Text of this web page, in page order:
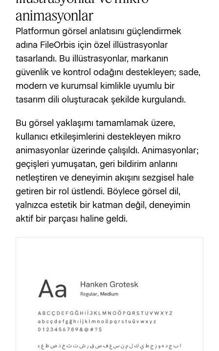
animasyonlar
Platformun görsel anlatısını güçlendirmek
adına FileOrbis için özel illüstrasyonlar
tasarlandı. Bu illüstrasyonlar, markanın
güvenlik ve kontrol odağını destekleyen; sade,
modern ve kurumsal kimlikle uyumlu bir
tasarım dili oluşturacak şekilde kurgulandı.
Bu görsel yaklaşımı tamamlamak üzere,
kullanıcı etkileşimlerini destekleyen mikro
animasyonlar üzerinde çalışıldı. Animasyonlar;
geçişleri yumuşatan, geri bildirim anlarını
netleştiren ve deneyimin akışını sezgisel hale
getiren bir rol üstlendi. Böylece görsel dil,
yalnızca estetik bir katman değil, deneyimin
aktif bir parçası haline geldi.